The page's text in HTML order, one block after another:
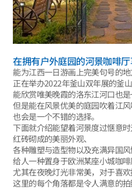
在拥有户外庭园的河景咖啡
能为江西一日游画上完美句号的地
正在举办2022年釜山双年展的釜
能欣赏唯美晚霞的洛东江河口也是
但是能在风景优美的庭园吹着江风
也会是一个不错的选择。
下面就介绍能望着河景度过惬意时
红砖砌成的美丽外观、
各种雕塑与造型物以及充满异国
给人一种置身于欧洲某座小城咖啡
尤其在夜晚灯光非常美，对于喜欢
这里的每个角落都是令人满意的拍